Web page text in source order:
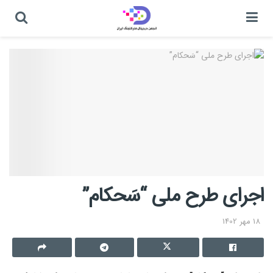
اجرای طرح ملی “سَحکام”
18 مهر 1402